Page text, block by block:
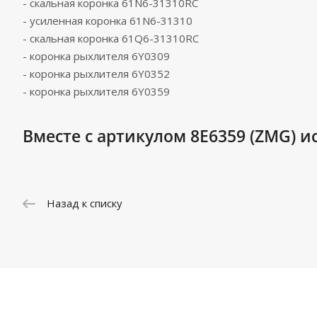
- усиленная коронка 61N6-31310
- скальная коронка 61Q6-31310RC
- коронка рыхлителя 6Y0309
- коронка рыхлителя 6Y0352
- коронка рыхлителя 6Y0359
Вместе с артикулом 8E6359 (ZMG)
Назад к списку